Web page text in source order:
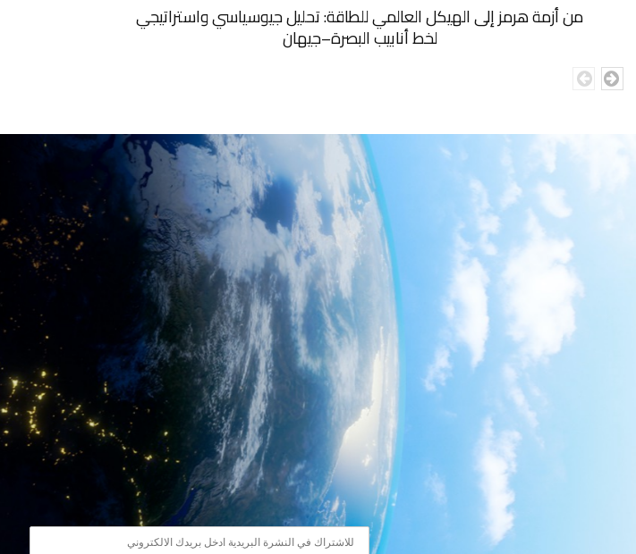
من أزمة هرمز إلى الهيكل العالمي للطاقة: تحليل جيوسياسي واستراتيجي
لخط أنابيب البصرة–جيهان